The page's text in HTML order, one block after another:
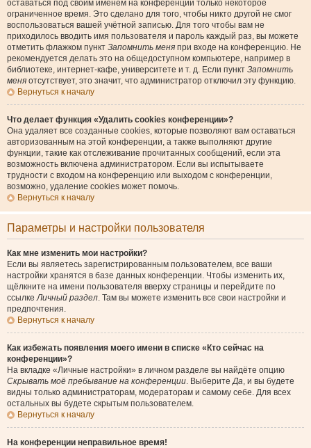
оставаться под своим именем на конференции только некоторое
ограниченное время. Это сделано для того, чтобы никто другой не смог
воспользоваться вашей учётной записью. Для того чтобы вам не
приходилось вводить имя пользователя и пароль каждый раз, вы можете
отметить флажком пункт Запомнить меня при входе на конференцию. Не
рекомендуется делать это на общедоступном компьютере, например в
библиотеке, интернет-кафе, университете и т. д. Если пункт Запомнить
меня отсутствует, это значит, что администратор отключил эту функцию.
Вернуться к началу
Что делает функция «Удалить cookies конференции»?
Она удаляет все созданные cookies, которые позволяют вам оставаться
авторизованным на этой конференции, а также выполняют другие
функции, такие как отслеживание прочитанных сообщений, если эта
возможность включена администратором. Если вы испытываете
трудности с входом на конференцию или выходом с конференции,
возможно, удаление cookies может помочь.
Вернуться к началу
Параметры и настройки пользователя
Как мне изменить мои настройки?
Если вы являетесь зарегистрированным пользователем, все ваши
настройки хранятся в базе данных конференции. Чтобы изменить их,
щёлкните на имени пользователя вверху страницы и перейдите по
ссылкеЛичный раздел. Там вы можете изменить все свои настройки и
предпочтения.
Вернуться к началу
Как избежать появления моего имени в списке «Кто сейчас на
конференции»?
На вкладке «Личные настройки» в личном разделе вы найдёте опцию
Скрывать моё пребывание на конференции. ВыберитеДа, и вы будете
видны только администраторам, модераторам и самому себе. Для всех
остальных вы будете скрытым пользователем.
Вернуться к началу
На конференции неправильное время!